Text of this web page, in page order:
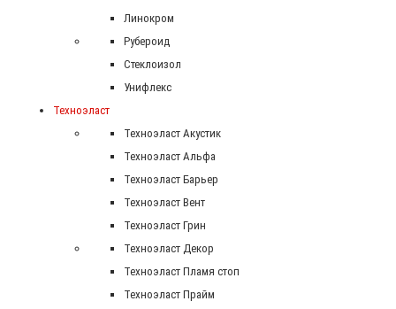
Линокром
Рубероид
Стеклоизол
Унифлекс
Техноэласт
Техноэласт Акустик
Техноэласт Альфа
Техноэласт Барьер
Техноэласт Вент
Техноэласт Грин
Техноэласт Декор
Техноэласт Пламя стоп
Техноэласт Прайм